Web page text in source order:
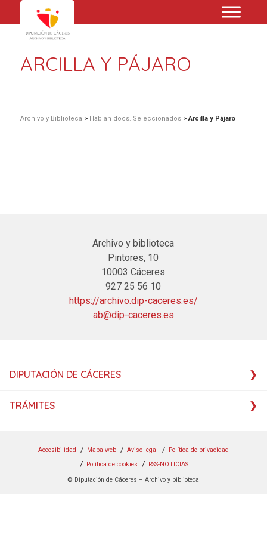
ARCILLA Y PÁJARO
Archivo y Biblioteca > Hablan docs. Seleccionados>Arcilla y Pájaro
Archivo y biblioteca
Pintores, 10
10003 Cáceres
927 25 56 10
https://archivo.dip-caceres.es/
ab@dip-caceres.es
DIPUTACIÓN DE CÁCERES
TRÁMITES
Accesibilidad Mapa web Aviso legal
Política de privacidad
Política de cookies
RSS-NOTICIAS
© Diputación de Cáceres – Archivo y biblioteca